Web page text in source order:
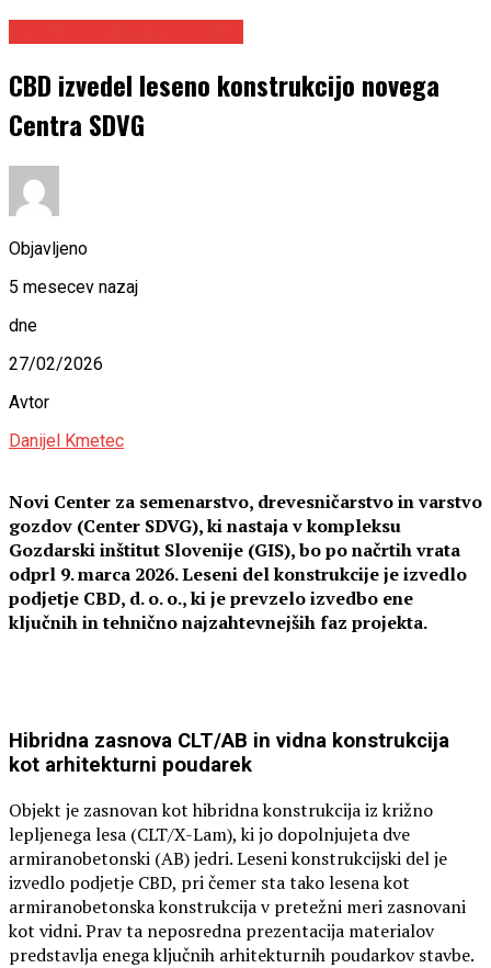
CBD izvedel leseno konstrukcijo novega
Centra SDVG
Objavljeno
5 mesecev nazaj
dne
27/02/2026
Avtor
Danijel Kmetec
Novi Center za semenarstvo, drevesničarstvo in varstvo
gozdov (Center SDVG), ki nastaja v kompleksu
Gozdarski inštitut Slovenije (GIS), bo po načrtih vrata
odprl 9. marca 2026. Leseni del konstrukcije je izvedlo
podjetje CBD, d. o. o., ki je prevzelo izvedbo ene
ključnih in tehnično najzahtevnejših faz projekta.
Hibridna zasnova CLT/AB in vidna konstrukcija
kot arhitekturni poudarek
Objekt je zasnovan kot hibridna konstrukcija iz križno
lepljenega lesa (CLT/X-Lam), ki jo dopolnjujeta dve
armiranobetonski (AB) jedri. Leseni konstrukcijski del je
izvedlo podjetje CBD, pri čemer sta tako lesena kot
armiranobetonska konstrukcija v pretežni meri zasnovani
kot vidni. Prav ta neposredna prezentacija materialov
predstavlja enega ključnih arhitekturnih poudarkov stavbe.